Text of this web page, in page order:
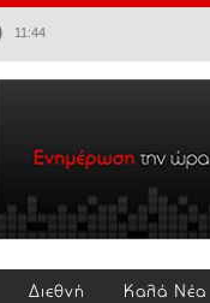
11:44
Διεθνή Καλά Νέα